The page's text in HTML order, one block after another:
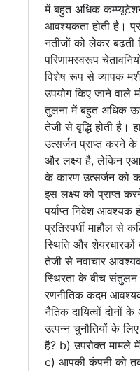
में बहुत अधिक
आवश्यकता होती है।
नतीजों को लेकर बढ़ती
परिणामस्वरूप
विशेष रूप से व्यापक
उपयोग किए जाने वाले
तुलना में बहुत अधिक
तेजी से वृद्धि होती है।
उत्सर्जन प्राप्त करने
और लक्ष्य है, लेकिन
के कारण उत्सर्जन को
इस लक्ष्य को प्राप्त
पर्याप्त निवेश आवश्यक
प्रतिस्पर्धी माहौल से
स्थिति और
तेजी से नवाचार
स्थिरता के बीच
रणनीतिक कदम
नैतिक दायित्वों दोनों
उत्पन्न चुनौतियों के
है? b) उपरोक्त मामले में
c) आपकी कंपनी को